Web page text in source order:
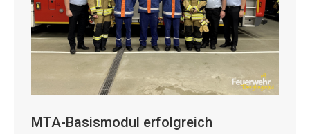
MTA-Basismodul erfolgreich